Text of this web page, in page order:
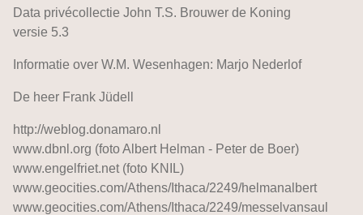
Data privécollectie John T.S. Brouwer de Koning
versie 5.3
Informatie over W.M. Wesenhagen: Marjo Nederlof
De heer Frank Jüdell
http://weblog.donamaro.nl
www.dbnl.org (foto Albert Helman - Peter de Boer)
www.engelfriet.net (foto KNIL)
www.geocities.com/Athens/Ithaca/2249/helmanalbert
www.geocities.com/Athens/Ithaca/2249/messelvansaul